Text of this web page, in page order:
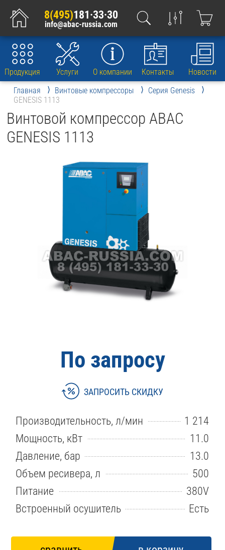
8(495)181·33·30
info@abac-russia.com
Продукция Услуги О компании Контакты
Новости
Главная
Винтовые компрессоры
Серия Genesis
GENESIS 1113
Винтовой компрессор ABAC
GENESIS 1113
По запросу
ЗАПРОСИТЬ СКИДКУ
Производительность, л/мин
1 214
Мощность, кВт
11.0
Давление, бар
13.0
Объем ресивера, л
500
Питание
380V
Встроенный осушитель
Есть